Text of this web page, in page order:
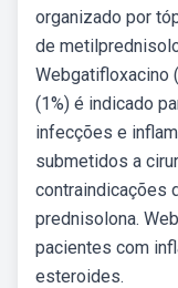
organizado por
de
Webgatifloxacino
(1%) é indicado
infecções e
submetidos a
contraindicações
prednisolona.
pacientes com
esteroides.